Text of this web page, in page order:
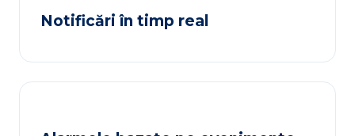
Notificări în timp real